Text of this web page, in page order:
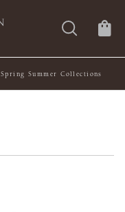
Spring Summer Collections